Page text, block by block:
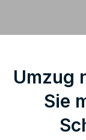
Umzug
Sie